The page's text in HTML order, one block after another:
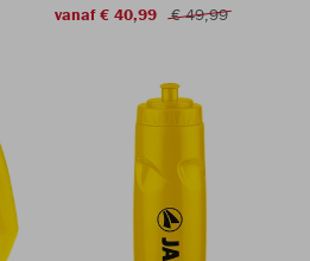
vanaf € 40,99
€ 49,99